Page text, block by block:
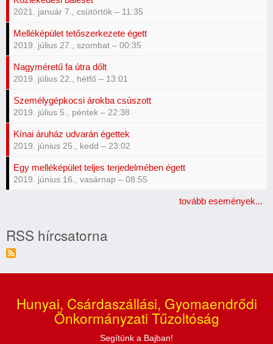
2021. január 7., csütörtök – 11:35
Melléképület tetőszerkezete égett
2019. július 27., szombat – 00:35
Nagyméretű fa útra dőlt
2019. július 22., hétfő – 13:01
Személygépkocsi árokba csúszott
2019. július 5., péntek – 22:38
Kínai áruház udvarán égettek
2019. június 25., kedd – 23:02
Egy melléképület teljes terjedelmében égett
2019. június 16., vasárnap – 08:55
tovább események...
RSS hírcsatorna
Hunyai, Csárdaszállási, Gyomaendrődi
Önkormányzati Tűzoltóság
Segítünk a Bajban!